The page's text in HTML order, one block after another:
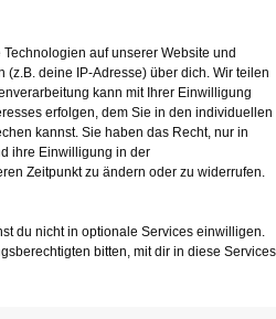
auf unserer Website und
deine IP-Adresse) über dich. Wir teilen
kann mit Ihrer Einwilligung
erfolgen, dem Sie in den individuellen
kannst. Sie haben das Recht, nur in
ihre Einwilligung in der
Zeitpunkt zu ändern oder zu widerrufen.
du nicht in optionale Services einwilligen.
bitten, mit dir in diese Services